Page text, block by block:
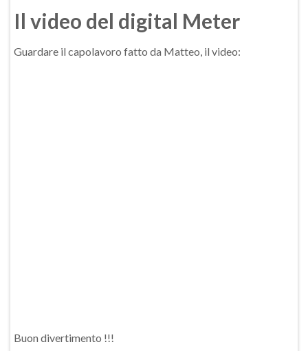
Il video del digital Meter
Guardare il capolavoro fatto da Matteo, il video:
Buon divertimento !!!